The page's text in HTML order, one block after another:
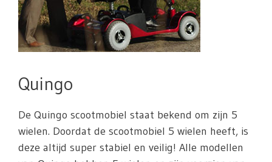
Quingo
De Quingo scootmobiel staat bekend om zijn 5
wielen. Doordat de scootmobiel 5 wielen heeft, is
deze altijd super stabiel en veilig! Alle modellen